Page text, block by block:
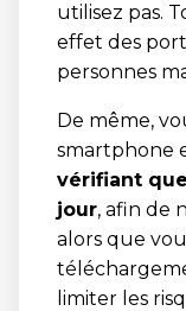
utilisez pas.
effet des
personnes
De même,
smartphone
vérifiant
jour, afin de
alors que
limiter les